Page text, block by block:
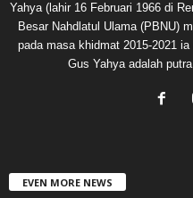
Yahya (lahir 16 Februari 1966 di
Besar Nahdlatul Ulama (PBNU)
pada masa khidmat 2015-2021
Gus Yahya adalah
EVEN MORE NEWS